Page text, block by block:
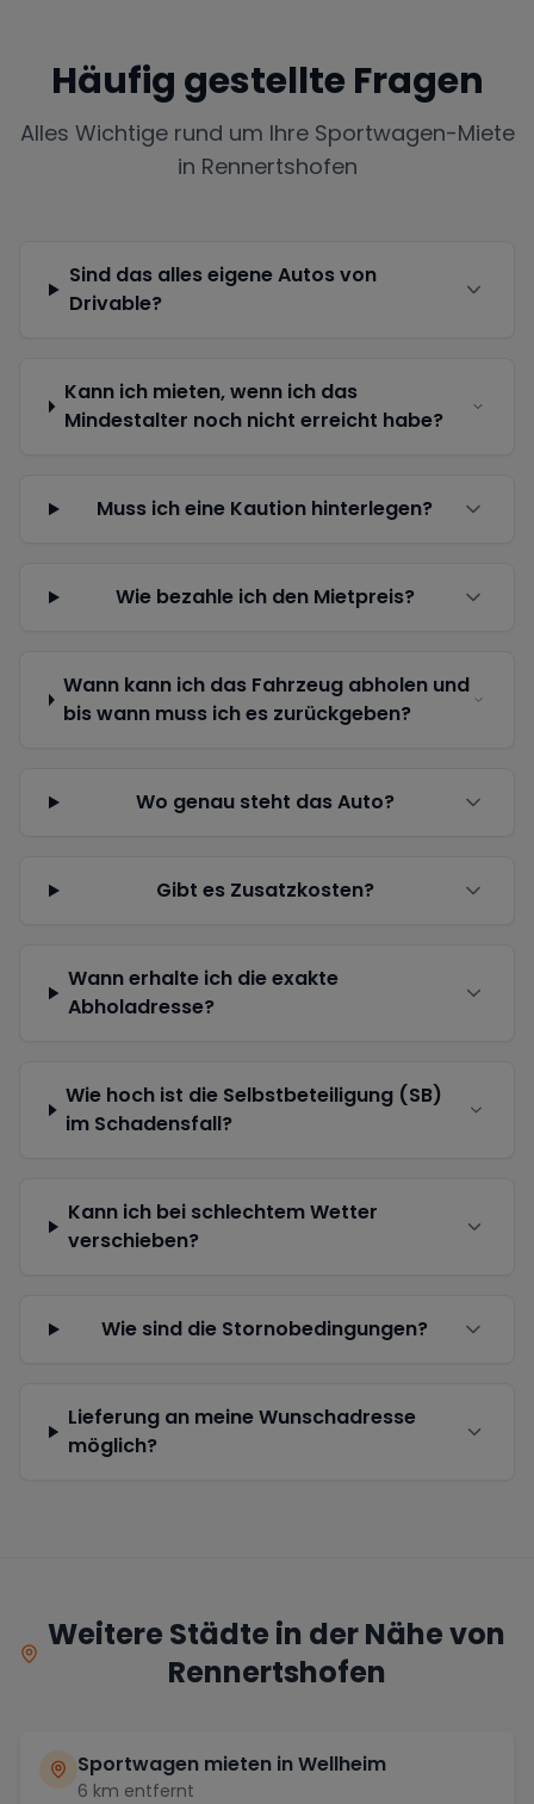
Häufig gestellte Fragen
Alles Wichtige rund um Ihre Sportwagen-Miete
in Rennertshofen
Sind das alles eigene Autos von
Drivable?
Kann ich mieten, wenn ich das
Mindestalter noch nicht erreicht habe?
Muss ich eine Kaution hinterlegen?
Wie bezahle ich den Mietpreis?
Wann kann ich das Fahrzeug abholen und
bis wann muss ich es zurückgeben?
Wo genau steht das Auto?
Gibt es Zusatzkosten?
Wann erhalte ich die exakte
Abholadresse?
Wie hoch ist die Selbstbeteiligung (SB)
im Schadensfall?
Kann ich bei schlechtem Wetter
verschieben?
Wie sind die Stornobedingungen?
Lieferung an meine Wunschadresse
möglich?
Weitere Städte in der Nähe von
Rennertshofen
Sportwagen mieten inWellheim
6 km entfernt